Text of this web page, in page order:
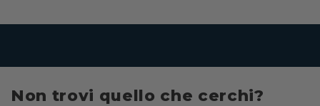
Non trovi quello che cerchi?